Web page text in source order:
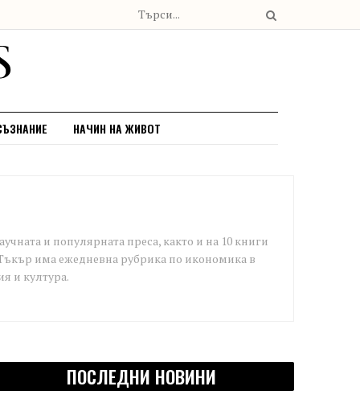
НАЧИН НА ЖИВОТ
и популярната преса, както и на 10 книги
Тъкър има ежедневна рубрика по икономика в
и култура.
ПОСЛЕДНИ НОВИНИ